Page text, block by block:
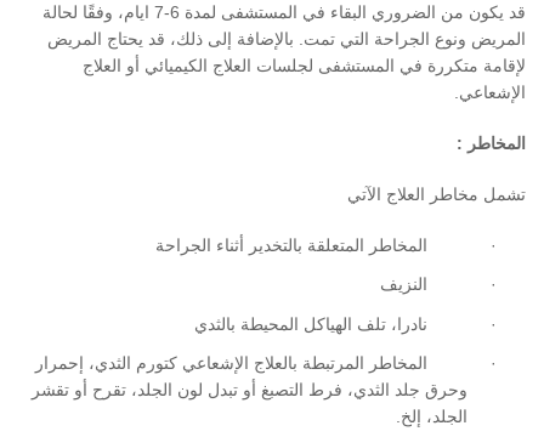
قد يكون من الضروري البقاء في المستشفى لمدة 6-7
ايام، وفقًا لحالة
المريض ونوع الجراحة التي تمت
بالإضافة إلى ذلك، قد يحتاج المريض
لإقامة متكررة في المستشفى لجلسات العلاج الكيميائي أو العلاج
الإشعاعي
المخاطر :
تشمل مخاطر العلاج الآتي
· المخاطر المتعلقة بالتخدير أثناء الجراحة
· النزيف
· نادرا، تلف الهياكل المحيطة بالثدي
·
المخاطر المرتبطة بالعلاج الإشعاعي كتورم الثدي، إحمرار
وحرق جلد الثدي، فرط التصبغ أو تبدل لون الجلد، تقرح أو تقشر
الجلد، إلخ.